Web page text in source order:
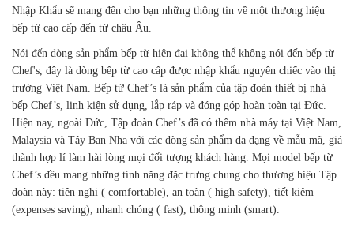
Nhập Khẩu sẽ mang đến cho bạn những thông tin về một thương hiệu
bếp từ cao cấp đến từ châu Âu.
Nói đến dòng sản phẩm bếp từ hiện đại không thể không nói đến bếp từ
Chef's, đây là dòng bếp từ cao cấp được nhập khẩu nguyên chiếc vào thị
trường Việt Nam. Bếp từ Chef’s là sản phẩm của tập đoàn thiết bị nhà
bếp Chef’s, linh kiện sử dụng, lắp ráp và đóng góp hoàn toàn tại Đức.
Hiện nay, ngoài Đức, Tập đoàn Chef’s đã có thêm nhà máy tại Việt Nam,
Malaysia và Tây Ban Nha với các dòng sản phẩm đa dạng về mẫu mã, giá
thành hợp lí làm hài lòng mọi đối tượng khách hàng. Mọi model bếp từ
Chef’s đều mang những tính năng đặc trưng chung cho thương hiệu Tập
đoàn này: tiện nghi ( comfortable), an toàn ( high safety), tiết kiệm
(expenses saving), nhanh chóng ( fast), thông minh (smart).